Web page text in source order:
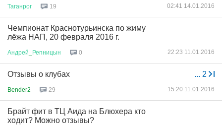
Таганрог 19 02:41 14.01.2016
Чемпионат Краснотурьинска по жиму
лёжа НАП, 20 февраля 2016 г.
Андрей Репницын 0 22:23 11.01.2016
... 2
Отзывы о клубах
Bender2 29 15:20 11.01.2016
Брайт фит в ТЦ Аида на Блюхера кто
ходит? Можно отзывы?